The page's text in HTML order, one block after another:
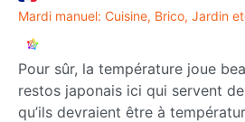
Mardi manuel: Cuisine, Brico, Jardin
Pour sûr, la température joue
restos japonais ici qui servent
qu’ils devraient être à